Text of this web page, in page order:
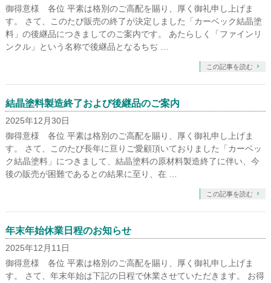
御得意様 各位 平素は格別のご高配を賜り、厚く御礼申し上げま
す。 さて、このたび販売の終了が決定しました「カーベック結晶塗
料」の後継品につきましてのご案内です。 あたらしく「ファインリ
ンクル」という名称で後継品となるちぢ …
この記事を読む
結晶塗料製造終了および後継品のご案内
2025年12月30日
御得意様 各位 平素は格別のご高配を賜り、厚く御礼申し上げま
す。 さて、このたび長年に亘りご愛顧頂いておりました「カーベッ
ク結晶塗料」につきまして、結晶塗料の原材料製造終了に伴い、今
後の販売が困難であるとの結果に至り、在 …
この記事を読む
年末年始休業日程のお知らせ
2025年12月11日
御得意様 各位 平素は格別のご高配を賜り、厚く御礼申し上げま
す。 さて、年末年始は下記の日程で休業させていただきます。 お得